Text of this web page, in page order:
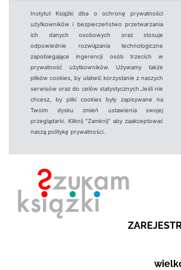
Instytut Książki dba o ochronę prywatności
użytkowników i bezpieczeństwo przetwarzania
ich danych osobowych oraz stosuje
odpowiednie rozwiązania technologiczne
zapobiegające ingerencji osób trzecich w
prywatność użytkowników. Używamy także
plików cookies, by ułatwić korzystanie z naszych
serwisów oraz do celów statystycznych.Jeśli nie
chcesz, by pliki cookies były zapisywane na
Twoim dysku zmień ustawienia swojej
przeglądarki. Kliknij "Zamknij" aby zaakceptować
naszą politykę prywatności.